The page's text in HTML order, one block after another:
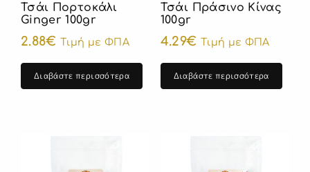
Τσάι Πορτοκάλι
Ginger 100gr
2.88€ Τιμή με ΦΠΑ
Διαβάστε περισσότερα
Τσάι Πράσινο Κίνας
100gr
4.29€ Τιμή με ΦΠΑ
Διαβάστε περισσότερα